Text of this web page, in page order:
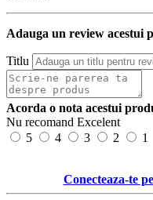
Adauga un review acestui
Titlu
Acorda o nota acestui
Nu recomand Excelent
5
4 3 2 1
Conecteaza-te